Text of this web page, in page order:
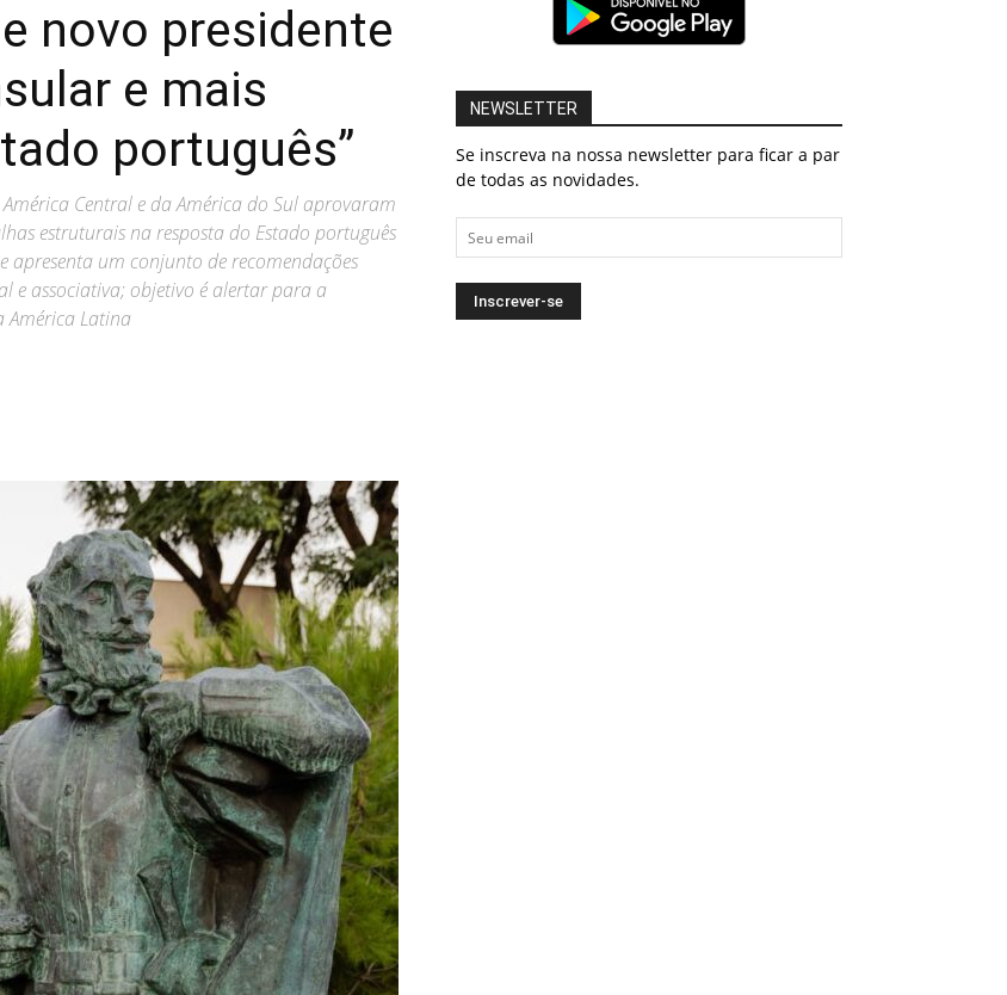
novo presidente
e mais
português”
Central e da América do Sul aprovaram
estruturais na resposta do Estado português
apresenta um conjunto de recomendações
e associativa; objetivo é alertar para a
América Latina
NEWSLETTER
Se inscreva na nossa newsletter para ficar a par
de todas as novidades.